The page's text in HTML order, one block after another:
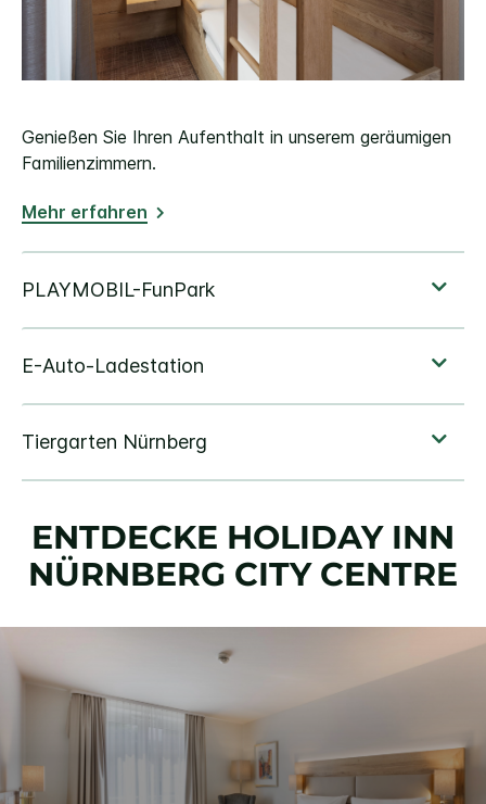
Genießen Sie Ihren Aufenthalt in unserem geräumigen
Familienzimmern.
Mehr erfahren
ENTDECKE HOLIDAY INN
NÜRNBERG CITY CENTRE